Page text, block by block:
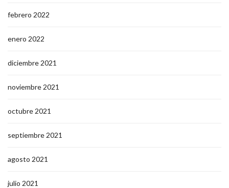
febrero 2022
enero 2022
diciembre 2021
noviembre 2021
octubre 2021
septiembre 2021
agosto 2021
julio 2021